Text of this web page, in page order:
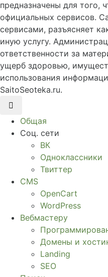
предназначены для того,
официальных сервисов.
сервисами, разъясняет
иную услугу.
ответственности за
ущерб здоровью,
использования
SaitoSeoteka.ru.
Общая
Соц. сети
ВК
Одноклассники
Твиттер
CMS
OpenCart
WordPress
Вебмастеру
Домены и
Landing
SEO